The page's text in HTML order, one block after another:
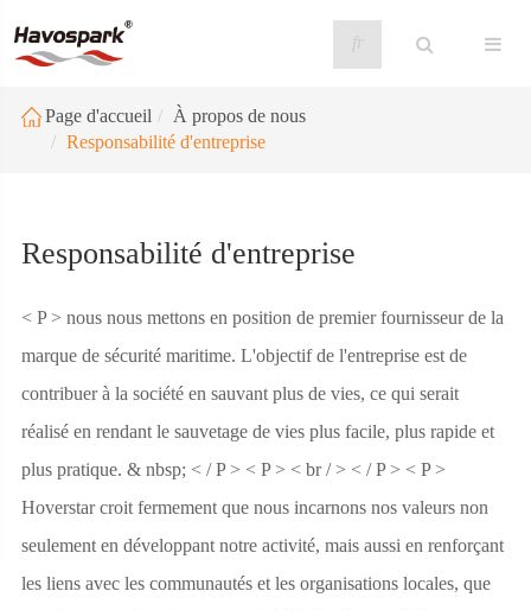
fr
Page d'accueil
À propos de nous
Responsabilité d'entreprise
Responsabilité d'entreprise
< P > nous nous mettons en position de premier fournisseur de la
marque de sécurité maritime. L'objectif de l'entreprise est de
contribuer à la société en sauvant plus de vies, ce qui serait
réalisé en rendant le sauvetage de vies plus facile, plus rapide et
plus pratique. & nbsp; < / P > < P > < br / > < / P > < P >
Hoverstar croit fermement que nous incarnons nos valeurs non
seulement en développant notre activité, mais aussi en renforçant
les liens avec les communautés et les organisations locales, que